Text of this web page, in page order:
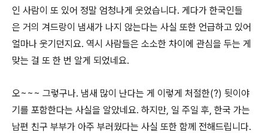
인 사람이 또 있어 정말 엄청나게 웃었습니다. 게다가 한국인들
은 거의 겨드랑이 냄새가 나지 않는다는 사실 또한 언급하고 있어
얼마나 웃기던지요. 역시 사람들은 소소한 차이에 관심을 두는 게
맞는 걸 또 한 번 알게 되었네요.
오~~~ 그렇구나. 냄새 많이 난다는 게 이렇게 처절한(?) 뒷이야
기를 포함한다는 사실을 알았네요. 하지만, 일 주일 후, 한국 가는
남편 친구 부부가 아주 부러웠다는 사실 또한 함께 전해드립니다.